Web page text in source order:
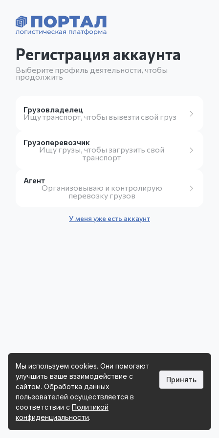
Регистрация аккаунта
Выберите профиль деятельности, чтобы
продолжить
Грузовладелец
Ищу транспорт, чтобы вывезти свой груз
Грузоперевозчик
Ищу грузы, чтобы загрузить свой
транспорт
Агент
Организовываю и контролирую
перевозку грузов
У меня уже есть аккаунт
Телефон :8-800-222-19-66
Почта:logist@my-portal.ru
Мы используем cookies. Они помогают
улучшить ваше взаимодействие с
сайтом. Обработка данных
пользователей осуществляется в
соответствии с Политикой
конфиденциальности.
Принять